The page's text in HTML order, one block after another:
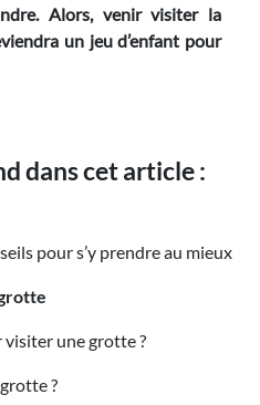
Alors, venir visiter la
un jeu d’enfant pour
dans cet article :
pour s’y prendre au mieux
une grotte ?
?